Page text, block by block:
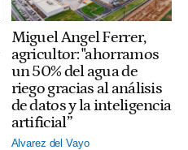
Miguel Angel Ferrer,
agricultor: "ahorramos
un 50% del agua de
riego gracias al análisis
de datos y la inteligencia
artificial”
Alvarez del Vayo